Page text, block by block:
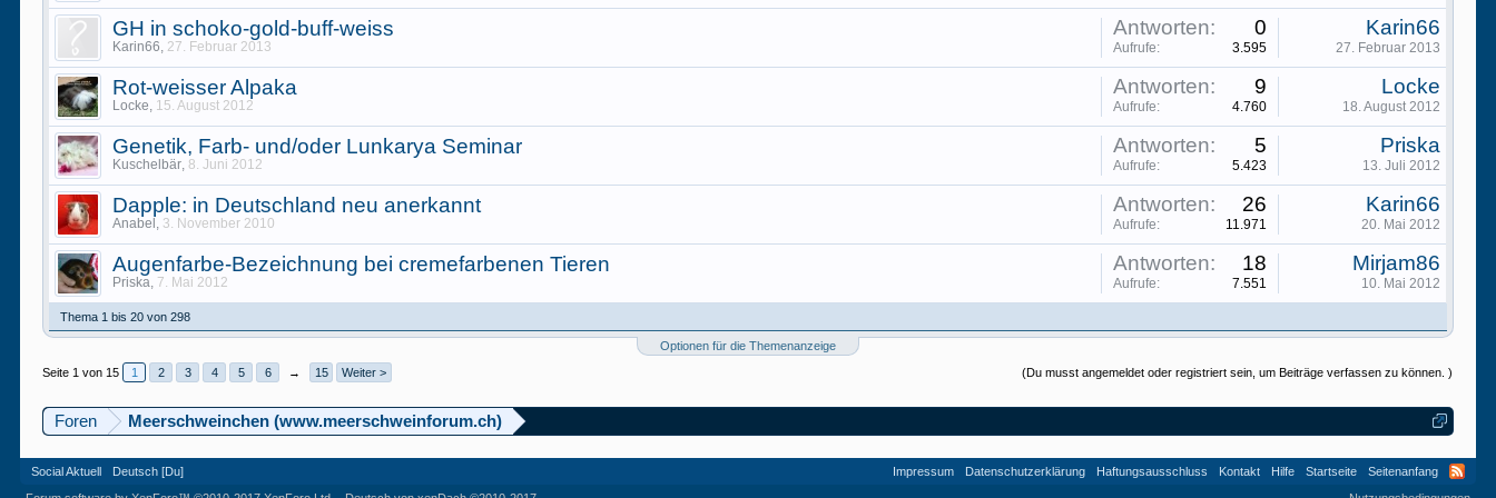
GH in schoko-gold-buff-weiss
Karin66, 27. Februar 2013
Antworten: 0
Aufrufe: 3.595
Karin66
27. Februar 2013
Rot-weisser Alpaka
Locke, 15. August 2012
Antworten: 9
Aufrufe: 4.760
Locke
18. August 2012
Genetik, Farb- und/oder Lunkarya Seminar
Kuschelbär,8. Juni 2012
Antworten: 5
Aufrufe: 5.423
Priska
13. Juli 2012
Dapple: in Deutschland neu anerkannt
Anabel , 3. November 2010
Antworten: 26
Aufrufe: 11.971
Karin66
20. Mai 2012
Augenfarbe-Bezeichnung bei cremefarbenen Tieren
Priska, 7. Mai 2012
Antworten: 18
Aufrufe: 7.551
Mirjam86
10. Mai 2012
Thema 1 bis 20 von 298
Optionen für die Themenanzeige
(Du musst angemeldet oder registriert sein, um Beiträge verfassen zu können. )
Seite 1 von 15 1 2 3 4 5 6 → 15 Weiter >
Foren Meerschweinchen (www.meerschweinforum.ch)
Social Aktuell Deutsch [Du] Impressum Datenschutzerklärung Haftungsausschluss Kontakt Hilfe Startseite
Seitenanfang